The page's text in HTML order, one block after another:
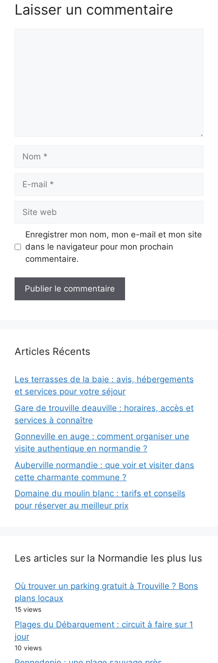
Laisser un commentaire
mail
web
Enregistrer mon nom, mon e-mail et mon site
dans le navigateur pour mon prochain
commentaire.
Articles Récents
Les terrasses de la baie : avis, hébergements
et services pour votre séjour
Gare de trouville deauville : horaires, accès et
services à connaître
Gonneville en auge : comment organiser une
visite authentique en normandie ?
Auberville normandie : que voir et visiter dans
cette charmante commune ?
Domaine du moulin blanc : tarifs et conseils
pour réserver au meilleur prix
Les articles sur la Normandie les plus lus
Où trouver un parking gratuit à Trouville ? Bons
plans locaux
15 views
Plages du Débarquement : circuit à faire sur 1
jour
10 views